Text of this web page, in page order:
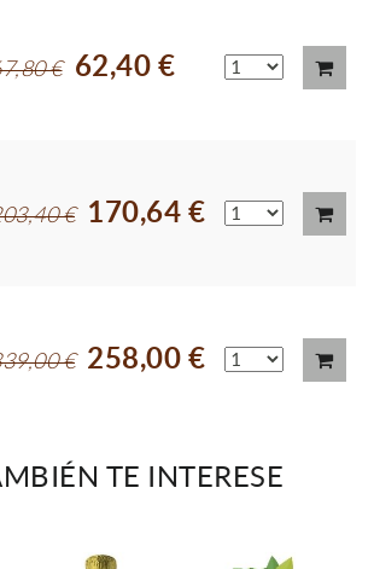
€ 62,40 €
€ 170,64 €
€ 258,00 €
TE INTERESE